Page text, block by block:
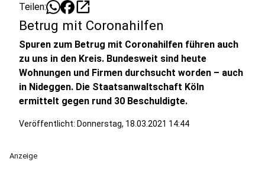
Teilen: open_in_new
Betrug mit Coronahilfen
Spuren zum Betrug mit Coronahilfen führen auch
zu uns in den Kreis. Bundesweit sind heute
Wohnungen und Firmen durchsucht worden – auch
in Nideggen. Die Staatsanwaltschaft Köln
ermittelt gegen rund 30 Beschuldigte.
Veröffentlicht: Donnerstag, 18.03.2021 14:44
Anzeige